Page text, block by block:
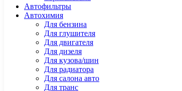
Автофильтры
Автохимия
Для бензина
Для глушителя
Для двигателя
Для дизеля
Для кузова/шин
Для радиатора
Для салона авто
Для транс